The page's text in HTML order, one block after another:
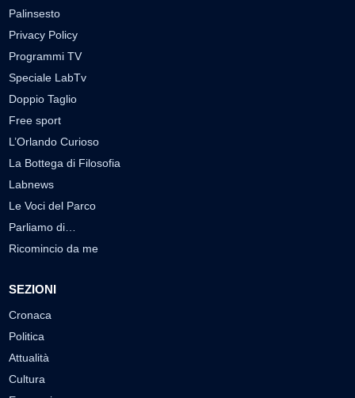
Palinsesto
Privacy Policy
Programmi TV
Speciale LabTv
Doppio Taglio
Free sport
L’Orlando Curioso
La Bottega di Filosofia
Labnews
Le Voci del Parco
Parliamo di…
Ricomincio da me
SEZIONI
Cronaca
Politica
Attualità
Cultura